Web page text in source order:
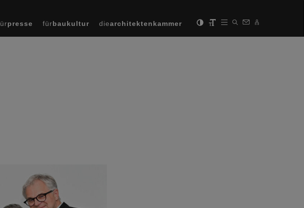
presse fürbaukultur diearchitektenkammer